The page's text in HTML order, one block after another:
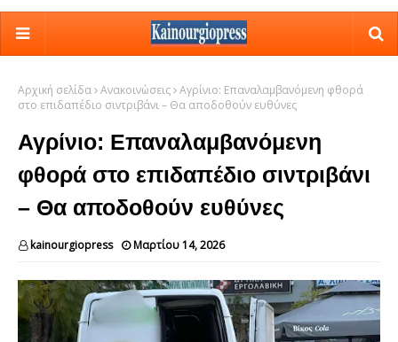
Αρχική σελίδα Ανακοινώσεις Αγρίνιο: Επαναλαμβανόμενη φθορά
στο επιδαπέδιο σιντριβάνι – Θα αποδοθούν ευθύνες
Αγρίνιο: Επαναλαμβανόμενη
φθορά στο επιδαπέδιο σιντριβάνι
– Θα αποδοθούν ευθύνες
kainourgiopress Μαρτίου 14, 2026